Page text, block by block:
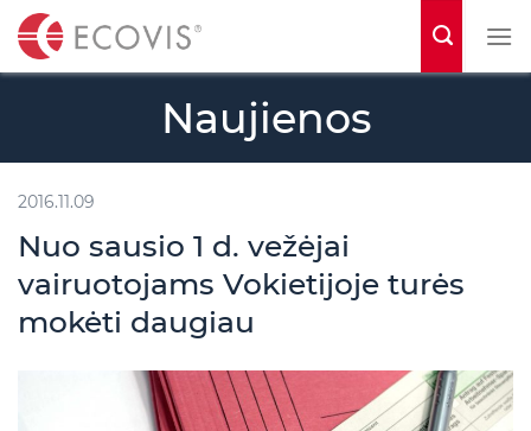
t
Naujienos
2016.11.09
Nuo sausio 1 d. vežėjai
vairuotojams Vokietijoje turės
mokėti daugiau